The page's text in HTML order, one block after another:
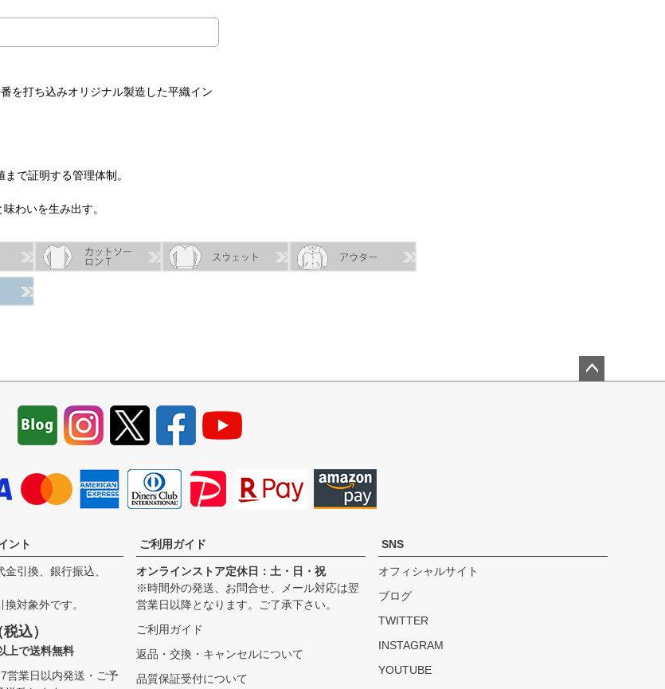
を打ち込みオリジナル製造した平織イン
で証明する管理体制。
わいを生み出す。
ント
引換、銀行振込、
対象外です。
込）
上で送料無料
営業日以内発送・ご予
ご利用ガイド
オンラインストア定休日：土・日・祝
※時間外の発送、お問合せ、メール対応は翌
営業日以降となります。ご了承下さい。
ご利用ガイド
返品・交換・キャンセルについて
品質保証受付について
SNS
オフィシャルサイト
ブログ
TWITTER
INSTAGRAM
YOUTUBE